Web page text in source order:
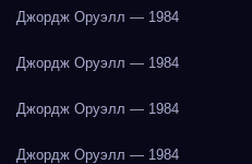
Джордж Оруэлл — 1984
Джордж Оруэлл — 1984
Джордж Оруэлл — 1984
Джордж Оруэлл — 1984